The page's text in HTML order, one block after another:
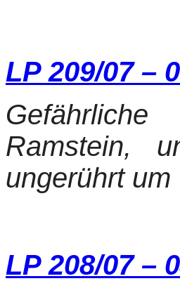
LP 209/07 –
Ramstein,
ungerührt
LP 208/07 –